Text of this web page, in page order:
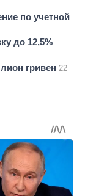
по учетной
до 12,5%
гривен 22